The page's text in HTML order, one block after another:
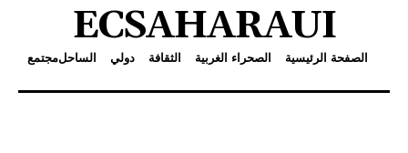
ECSAHARAUI
الصفحة الرئيسية الصحراء الغربية الثقافة دولي الساحلمجتمع